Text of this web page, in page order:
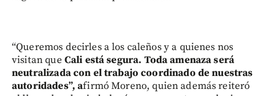
“Queremos decirles a los caleños y a quienes nos
visitan que Cali está segura. Toda amenaza será
neutralizada con el trabajo coordinado de nuestras
autoridades”, afirmó Moreno, quien además reiteró